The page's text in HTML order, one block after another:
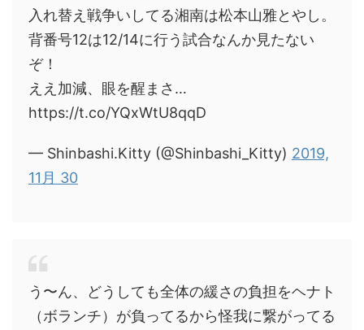
入れ替え戦争いしてる湘南は松本山雅とやし。
背番号12は12/14に行う試合なんか見たない
ぞ！
ええ加減、眼を醒まさ…
https://t.co/YQxWtU8qqD
— Shinbashi.Kitty (@Shinbashi_Kitty) 2019,
11月 30
う〜ん、どうしても全体の緩さの負担をヘナト
（ボランチ）が負ってるから怪我に繋がってる